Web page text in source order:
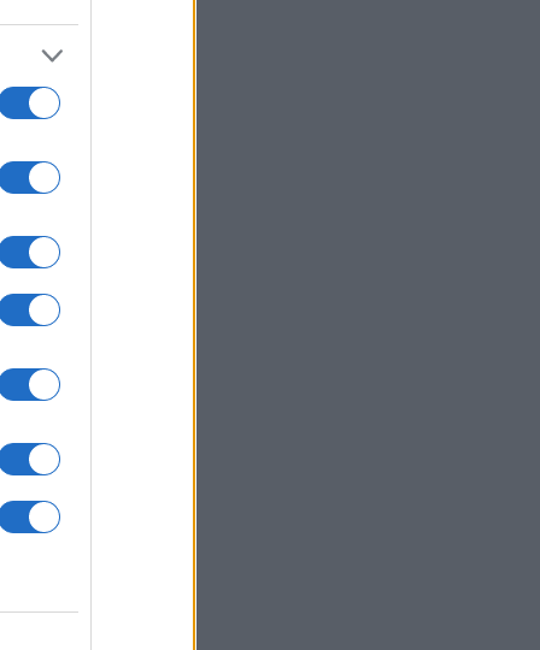
06/08/26 - 22:13
Τζόκερ 3102 (6/8/2026):
είναι οι τυχεροί αριθμοί που
06/08/26 - 22:03
απαγόρευση διέλευσης
και ισραηλινών πλοίων
το Ορμούζ
Ολοκληρώθηκαν 325
Τουλάχιστον 25 τραυματίες